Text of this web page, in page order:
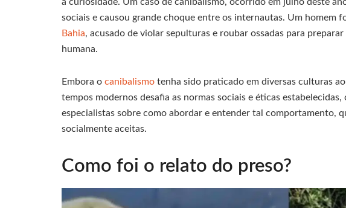
sociais e causou grande choque entre os internautas. Um homem
Bahia, acusado de violar sepulturas e roubar ossadas para
humana.
Embora o canibalismo tenha sido praticado em diversas culturas
tempos modernos desafia as normas sociais e éticas
especialistas sobre como abordar e entender tal comportamento,
socialmente aceitas.
Como foi o relato do preso?